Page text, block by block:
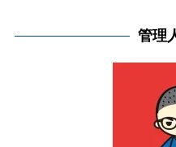
管理